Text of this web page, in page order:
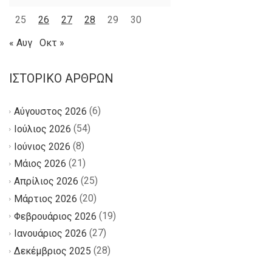
25 26 27 28 29
30
« Αυγ
Οκτ »
ΙΣΤΟΡΙΚΌ ΆΡΘΡΩΝ
Αύγουστος 2026 (6)
Ιούλιος 2026 (54)
Ιούνιος 2026 (8)
Μάιος 2026 (21)
Απρίλιος 2026 (25)
Μάρτιος 2026 (20)
Φεβρουάριος 2026 (19)
Ιανουάριος 2026 (27)
Δεκέμβριος 2025 (28)